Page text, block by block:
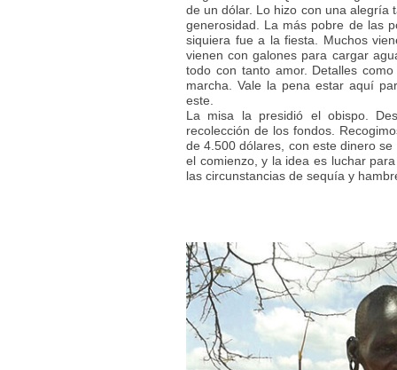
de un dólar. Lo hizo con una alegría
generosidad. La más pobre de las
siquiera fue a la fiesta. Muchos
vienen con galones para cargar
todo con tanto amor. Detalles
marcha. Vale la pena estar aquí
este.
La misa la presidió el obispo.
recolección de los fondos.
de 4.500 dólares, con este dinero
el comienzo, y la idea es luchar
las circunstancias de sequía y